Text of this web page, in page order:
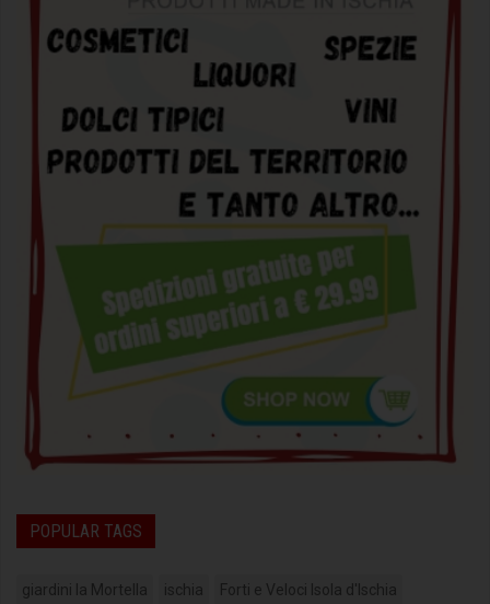
POPULAR TAGS
giardini la Mortella ischia Forti e Veloci Isola d'Ischia